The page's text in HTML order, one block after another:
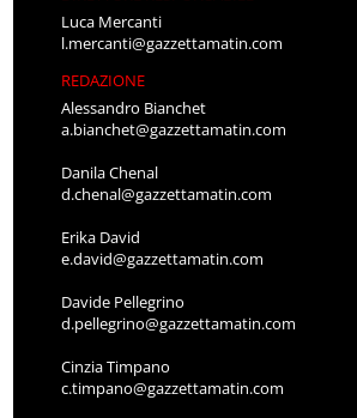
Luca Mercanti
l.mercanti@gazzettamatin.com
REDAZIONE
Alessandro Bianchet
a.bianchet@gazzettamatin.com
Danila Chenal
d.chenal@gazzettamatin.com
Erika David
e.david@gazzettamatin.com
Davide Pellegrino
d.pellegrino@gazzettamatin.com
Cinzia Timpano
c.timpano@gazzettamatin.com